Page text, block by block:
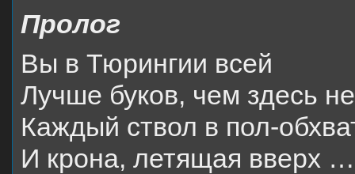
Пролог
Вы в Тюрингии всей
Лучше буков, чем здесь
Каждый ствол в пол-
И крона, летящая вверх …